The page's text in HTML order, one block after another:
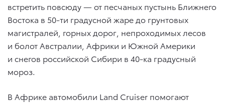
встретить повсюду — от песчаных пустынь Ближнего
Востока в 50-ти градусной жаре до грунтовых
магистралей, горных дорог, непроходимых лесов
и болот Австралии, Африки и Южной Америки
и снегов российской Сибири в 40-ка градусный
мороз.
В Африке автомобили Land Cruiser помогают